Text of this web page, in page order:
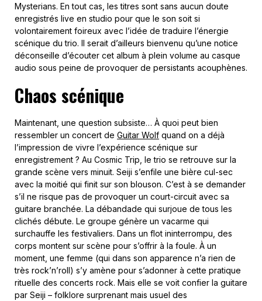
Mysterians. En tout cas, les titres sont sans aucun doute
enregistrés live en studio pour que le son soit si
volontairement foireux avec l’idée de traduire l’énergie
scénique du trio. Il serait d’ailleurs bienvenu qu’une notice
déconseille d’écouter cet album à plein volume au casque
audio sous peine de provoquer de persistants acouphènes.
Chaos scénique
Maintenant, une question subsiste… À quoi peut bien
ressembler un concert de Guitar Wolf quand on a déjà
l’impression de vivre l’expérience scénique sur
enregistrement ? Au Cosmic Trip, le trio se retrouve sur la
grande scène vers minuit. Seiji s’enfile une bière cul-sec
avec la moitié qui finit sur son blouson. C’est à se demander
s’il ne risque pas de provoquer un court-circuit avec sa
guitare branchée. La débandade qui surjoue de tous les
clichés débute. Le groupe génère un vacarme qui
surchauffe les festivaliers. Dans un flot ininterrompu, des
corps montent sur scène pour s’offrir à la foule. À un
moment, une femme (qui dans son apparence n’a rien de
très rock’n’roll) s’y amène pour s’adonner à cette pratique
rituelle des concerts rock. Mais elle se voit confier la guitare
par Seiji – folklore surprenant mais usuel des